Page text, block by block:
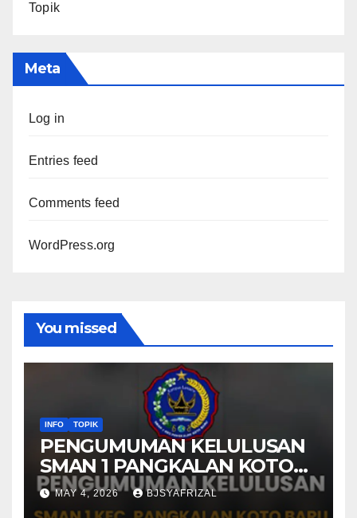
Topik
Meta
Log in
Entries feed
Comments feed
WordPress.org
You missed
INFO TOPIK
PENGUMUMAN KELULUSAN
SMAN 1 PANGKALAN KOTO
BARU TAHUN AJARAN 2025-
2026
MAY 4, 2026 BJSYAFRIZAL